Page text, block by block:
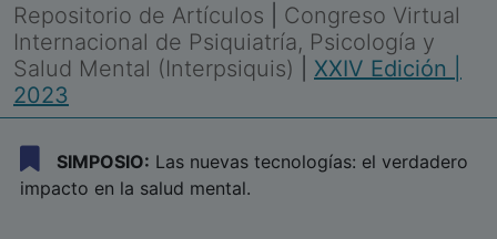
Repositorio de Artículos
Congreso Virtual
Internacional de Psiquiatría, Psicología y
Salud Mental (Interpsiquis)
XXIV Edición |
2023
SIMPOSIO: Las nuevas tecnologías: el verdadero
impacto en la salud mental.